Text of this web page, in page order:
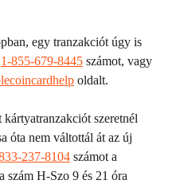
egy tranzakciót úgy is
1-855-679-8445 számot, vagy
oldalt.
szeretnél
óta nem váltottál át az új
237-8104 számot a
szám H-Szo 9 és 21 óra